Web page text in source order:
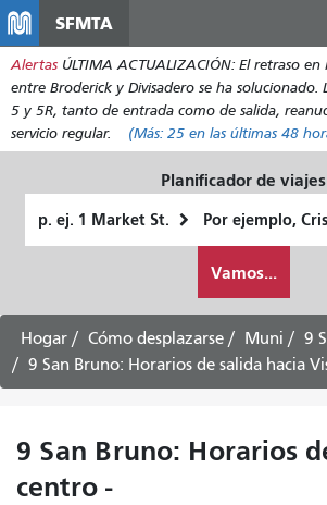
contenido
principal
SFMTA
Alertas ÚLTIMA ACTUALIZACIÓN: El retraso
entre Broderick y Divisadero se ha solucionado.
5 y 5R, tanto de entrada como de salida,
servicio regular.
(Más: 25 en las últimas 48
Planificador de viajes
de
quiero
viajar
Vamos...
Hogar Cómo desplazarse Muni
9
9 San Bruno: Horarios de salida hacia
9 San Bruno: Horarios
centro -